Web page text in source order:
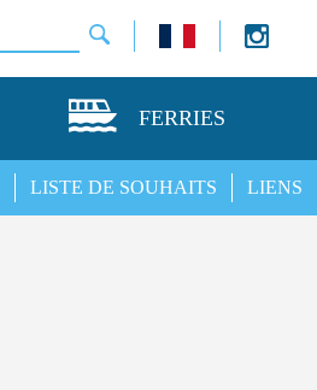
FERRIES
LIENS
LISTE DE SOUHAITS